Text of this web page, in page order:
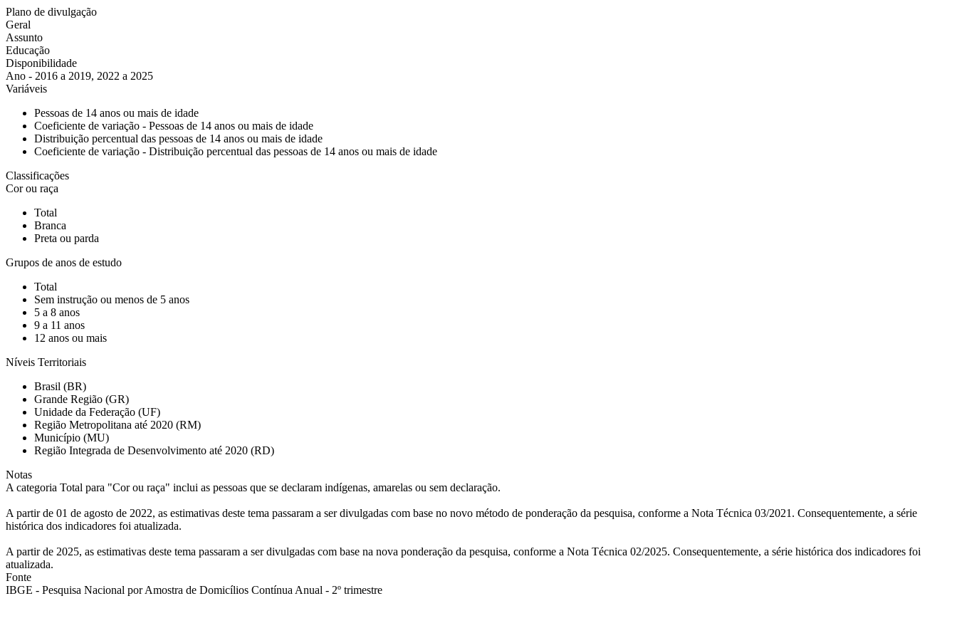
Plano de divulgação
Geral
Assunto
Educação
Disponibilidade
Ano - 2016 a 2019, 2022 a 2025
Variáveis
Pessoas de 14 anos ou mais de idade
Coeficiente de variação - Pessoas de 14 anos ou mais de idade
Distribuição percentual das pessoas de 14 anos ou mais de idade
Coeficiente de variação - Distribuição percentual das pessoas de 14 anos ou mais de idade
Classificações
Cor ou raça
Total
Branca
Preta ou parda
Grupos de anos de estudo
Total
Sem instrução ou menos de 5 anos
5 a 8 anos
9 a 11 anos
12 anos ou mais
Níveis Territoriais
Brasil (BR)
Grande Região (GR)
Unidade da Federação (UF)
Região Metropolitana até 2020 (RM)
Município (MU)
Região Integrada de Desenvolvimento até 2020 (RD)
Notas
A categoria Total para "Cor ou raça" inclui as pessoas que se declaram indígenas, amarelas ou sem declaração.
A partir de 01 de agosto de 2022, as estimativas deste tema passaram a ser divulgadas com base no novo método de ponderação da pesquisa, conforme a Nota Técnica 03/2021. Consequentemente, a série
histórica dos indicadores foi atualizada.
A partir de 2025, as estimativas deste tema passaram a ser divulgadas com base na nova ponderação da pesquisa, conforme a Nota Técnica 02/2025. Consequentemente, a série histórica dos indicadores foi
atualizada.
Fonte
IBGE - Pesquisa Nacional por Amostra de Domicílios Contínua Anual - 2º trimestre